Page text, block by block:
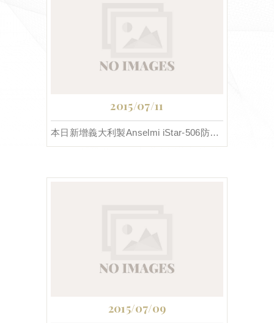
2015/07/11
本日新增義大利製Anselmi iStar-506防火級 3D可調鉸鍊
2015/07/09